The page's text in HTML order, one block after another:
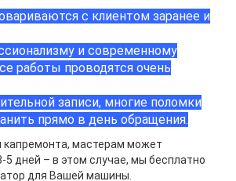
с клиентом заранее и
и современному
работы проводятся очень
записи, многие поломки
прямо в день обращения.
капремонта, мастерам может
5 дней – в этом случае, мы бесплатно
для Вашей машины.